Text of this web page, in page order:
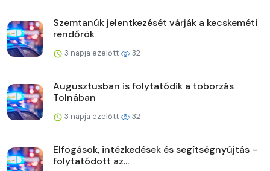
Szemtanúk jelentkezését várják a kecskeméti
rendőrök
3 napja ezelőtt 32
Augusztusban is folytatódik a toborzás
Tolnában
3 napja ezelőtt 32
Elfogások, intézkedések és segítségnyújtás –
folytatódott az...